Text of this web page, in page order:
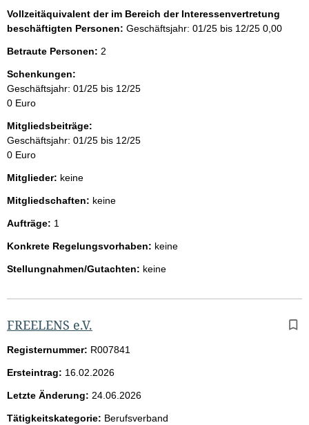
Vollzeitäquivalent der im Bereich der Interessenvertretung
beschäftigten Personen: Geschäftsjahr: 01/25 bis 12/25 0,00
Betraute Personen: 2
Schenkungen:
Geschäftsjahr: 01/25 bis 12/25
0 Euro
Mitgliedsbeiträge:
Geschäftsjahr: 01/25 bis 12/25
0 Euro
Mitglieder: keine
Mitgliedschaften: keine
Aufträge: 1
Konkrete Regelungsvorhaben: keine
Stellungnahmen/Gutachten: keine
FREELENS e.V.
Registernummer: R007841
Ersteintrag: 16.02.2026
Letzte Änderung: 24.06.2026
Tätigkeitskategorie: Berufsverband